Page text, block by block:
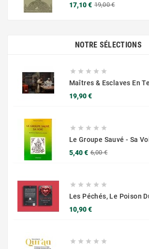
17,10 € 19,00 €
NOTRE SÉLECTIONS
    
19,90 €Prix
    
5,40 € 6,00 €
    
10,90 €Prix
    